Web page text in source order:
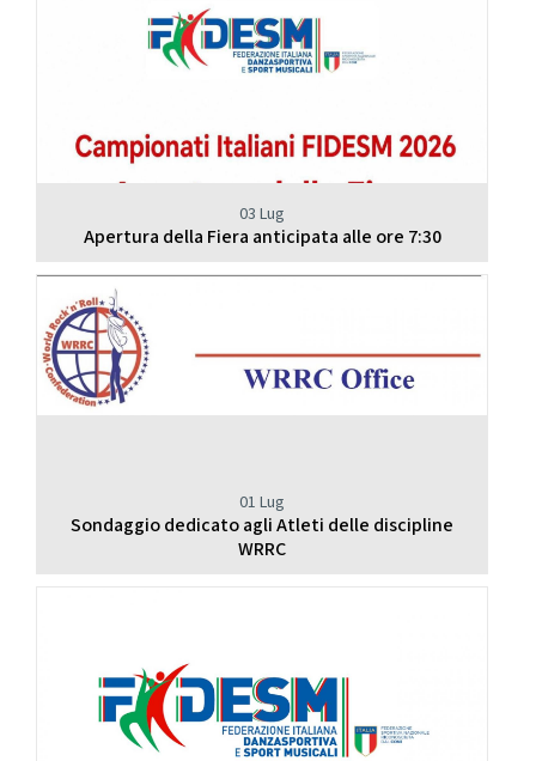
03 Lug
Apertura della Fiera anticipata alle ore 7:30
01 Lug
Sondaggio dedicato agli Atleti delle discipline
WRRC